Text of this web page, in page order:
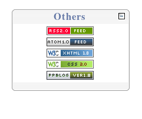
Others